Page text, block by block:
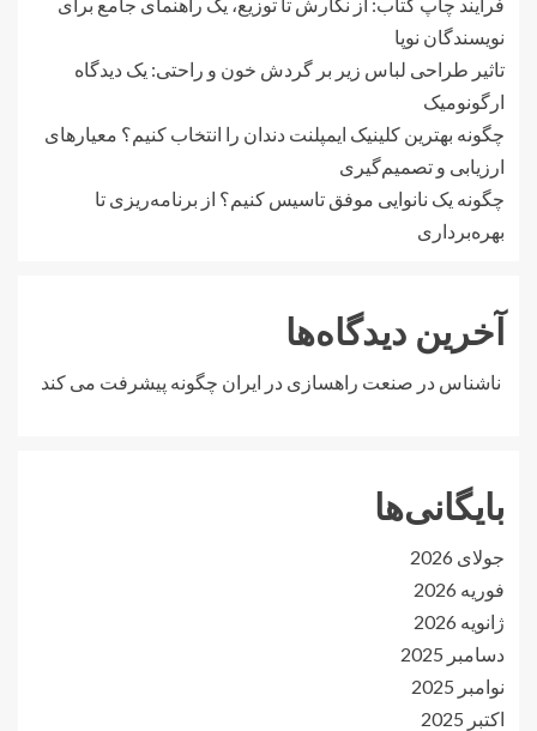
نویسندگان نوپا
تاثیر طراحی لباس زیر بر گردش خون و راحتی: یک دیدگاه
ارگونومیک
چگونه بهترین کلینیک ایمپلنت دندان را انتخاب کنیم؟ معیارهای
ارزیابی و تصمیم‌گیری
چگونه یک نانوایی موفق تاسیس کنیم؟ از برنامه‌ریزی تا
بهره‌برداری
آخرین دیدگاه‌ها
ناشناس در صنعت راهسازی در ایران چگونه پیشرفت می کند
بایگانی‌ها
جولای 2026
فوریه 2026
ژانویه 2026
دسامبر 2025
نوامبر 2025
اکتبر 2025